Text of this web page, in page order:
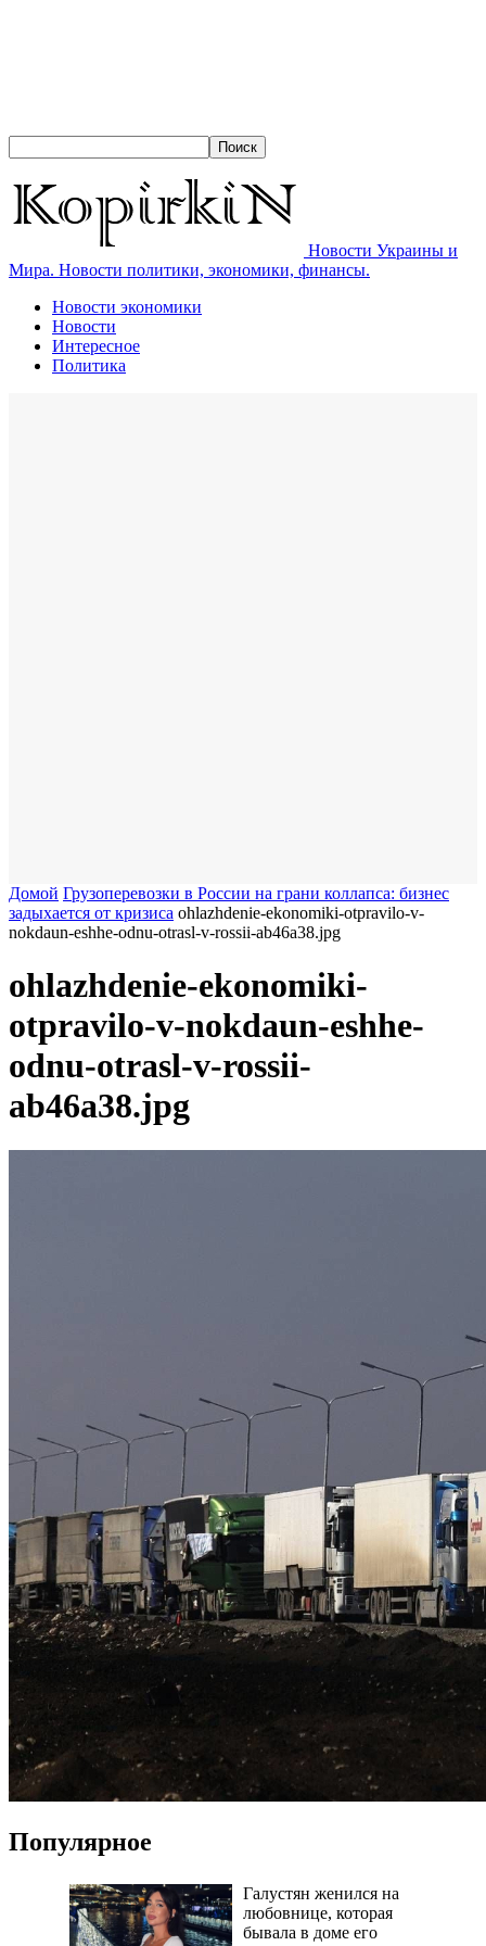
Новости Украины и
Мира. Новости политики, экономики, финансы.
Новости экономики
Новости
Интересное
Политика
Домой Грузоперевозки в России на грани коллапса: бизнес
задыхается от кризиса ohlazhdenie-ekonomiki-otpravilo-v-
nokdaun-eshhe-odnu-otrasl-v-rossii-ab46a38.jpg
ohlazhdenie-ekonomiki-
otpravilo-v-nokdaun-eshhe-
odnu-otrasl-v-rossii-
ab46a38.jpg
Популярное
Галустян женился на
любовнице, которая
бывала в доме его